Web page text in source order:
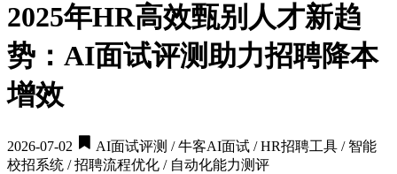
2025年HR高效甄别人才新趋
势：AI面试评测助力招聘降本
增效
2026-07-02
AI面试评测 / 牛客AI面试 / HR招聘工具 / 智能
校招系统 / 招聘流程优化 / 自动化能力测评